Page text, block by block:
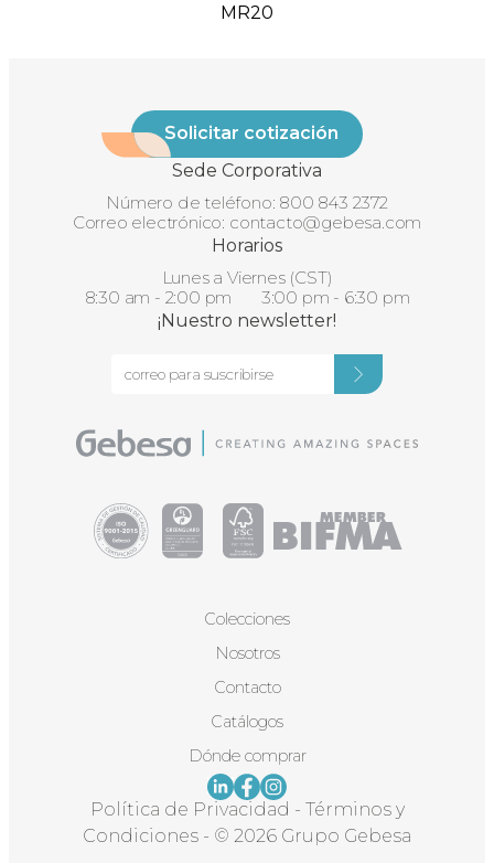
MR20
Solicitar cotización
Sede Corporativa
Número de teléfono: 800 843 2372
Correo electrónico: contacto@gebesa.com
Horarios
Lunes a Viernes (CST)
8:30 am - 2:00 pm 3:00 pm - 6:30 pm
¡Nuestro newsletter!
Colecciones
Nosotros
Contacto
Catálogos
Dónde comprar
Política de Privacidad - Términos y
Condiciones - © 2026 Grupo Gebesa